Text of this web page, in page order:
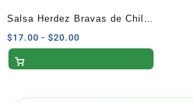
Salsa Herdez Bravas de Chile
de Árbol 145 g
$17.00 - $20.00
de
$17.00